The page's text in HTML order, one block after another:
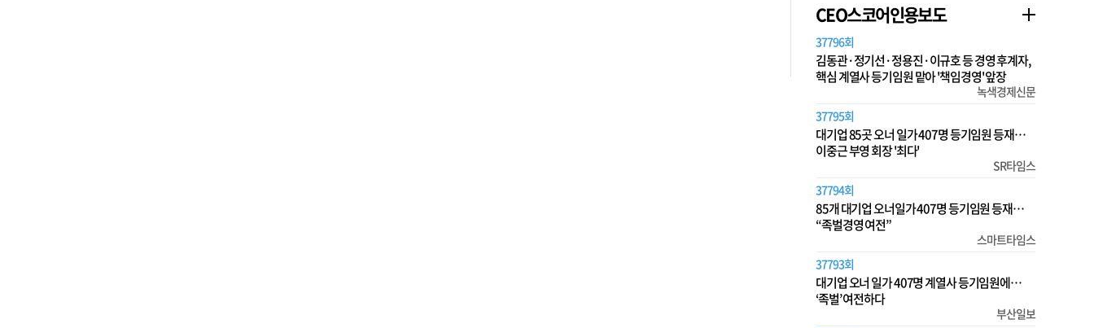
CEO스코어인용보도
37796회
김동관·정기선·정용진·이규호 등 경영 후계자,
핵심 계열사 등기임원 맡아 '책임경영' 앞장
녹색경제신문
37795회
대기업 85곳 오너 일가 407명 등기임원 등재…
이중근 부영 회장 '최다'
SR타임스
37794회
85개 대기업 오너일가 407명 등기임원 등재…
“족벌경영 여전”
스마트타임스
37793회
대기업 오너 일가 407명 계열사 등기임원에…
‘족벌’ 여전하다
부산일보